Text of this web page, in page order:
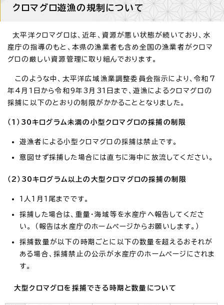
クロマグロ遊漁の規制について
太平洋クロマグロは、近年、資源が悪い状態が続いており、水
産庁の指導のもと、本県の漁業者も含め全国の漁業者がクロマ
グロの厳しい資源管理に取り組んでおります。
このような中、太平洋広域漁業調整委員会指示により、令和7
年4月1日から令和9年3月31日まで、遊漁によるクロマグロの
採捕に以下のとおりの制限がかかることとなりました。
（1）30キログラム未満の小型クロマグロの採捕の制限
遊漁者による小型クロマグロの採捕は禁止です。
意図せず採捕した場合には直ちに海中に放流してください。
（2）30キログラム以上の大型クロマグロの採捕の制限
1人1月1尾までです。
採捕した場合は、重量・海域等を水産庁へ報告してくださ
い。 （報告は水産庁のホームページからお願いします。）
採捕数量が以下の時期ごとに以下の数量を超えるおそれが
ある場合、採捕禁止の公示が水産庁のホームページにされま
す。
大型クロマグロを採捕できる時期と数量について